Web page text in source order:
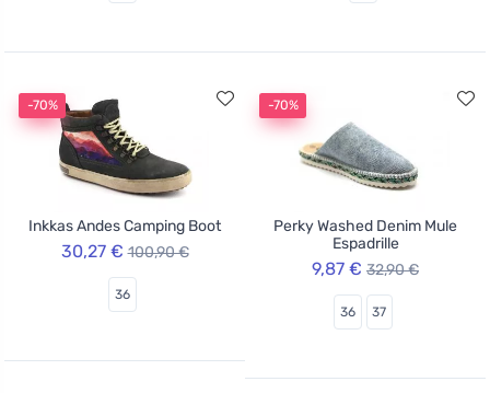
-70%
Inkkas Andes Camping Boot
30,27 € 100,90 €
36
-70%
Perky Washed Denim Mule
Espadrille
9,87 € 32,90 €
36 37